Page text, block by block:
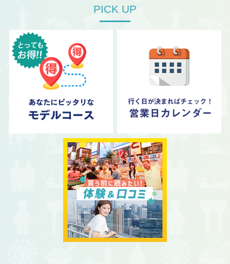
キャプテンライン
08/23、08/30営業時間変更します。
営業時間は下記のとおりです。
09:15～18:00
2026.07.27
キャプテンライン
営業時間は下記のとおりです。
09:45～18:00
2026.07.27
梅田スカイビル 絹谷幸二 天空美術館
08/11開館(臨時)します。
レゴランド®・ディスカバリー・センター大阪
07/18～08/23開館(無料対象外)します。
2026.06.09
PICK UP